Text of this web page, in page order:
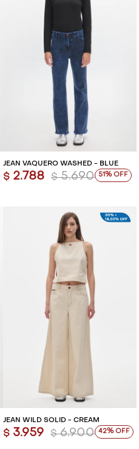
JEAN VAQUERO WASHED - BLUE
$ 2.788 $ 5.690 51
JEAN WILD SOLID - CREAM
$ 3.959 $ 6.900 42